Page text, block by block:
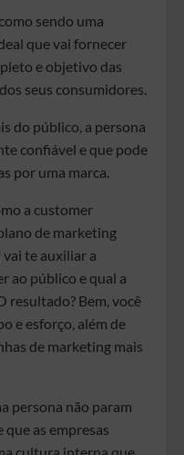
sendo uma
que vai fornecer
e objetivo das
seus consumidores.
do público, a persona
confiável e que pode
por uma marca.
a customer
de marketing
te auxiliar a
ao público e qual a
resultado? Bem, você
e esforço, além de
de marketing mais
persona não param
as empresas
cultura interna que